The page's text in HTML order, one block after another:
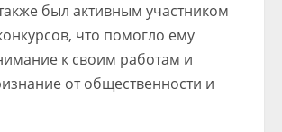
был активным участником
что помогло ему
к своим работам и
от общественности и